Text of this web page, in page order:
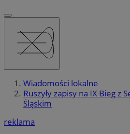
Wiadomości lokalne
Ruszyły zapisy na IX Bieg z
Śląskim
reklama